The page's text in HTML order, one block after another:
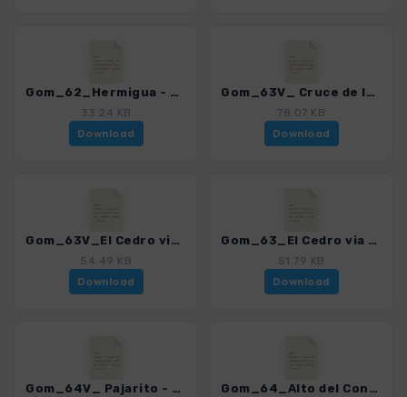
Gom_62_Hermigua - Carbonera - La Cumbre_4007_15.gpx
33.24 KB
Download
Gom_63V_ Cruce de la Zarcita - El Cedro_4007_15.gpx
78.07 KB
Download
Gom_63V_El Cedro via Sendero_4007_15.gpx
54.49 KB
Download
Gom_63_El Cedro via Tunel_4007_15.gpx
51.79 KB
Download
Gom_64V_ Pajarito - Garajonay - Alto del Contadero - Ermita de Lourdes - Cruce de la Zarcita - Pajarito_4007_15.gpx Gom_64_Alto del Contadero - Hermigua_4007_15.gpx